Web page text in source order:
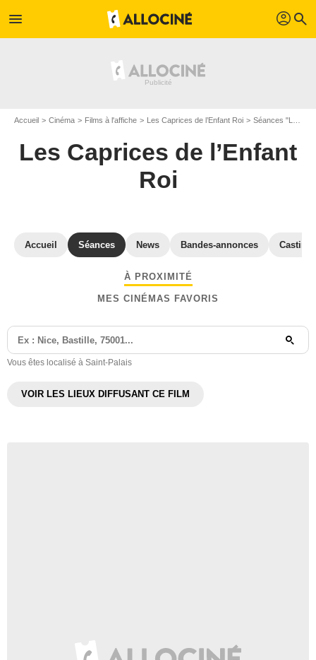
menu profil search
Accueil Cinéma Films à l'affiche Les Caprices de l’Enfant Roi Séances "Les Caprices de l’Enfant Roi" Pyrénées Atlantiques
Les Caprices de l’Enfant
Roi
Accueil Séances News Bandes-annonces Casting
À PROXIMITÉ
MES CINÉMAS FAVORIS
Vous êtes localisé à Saint-Palais
VOIR LES LIEUX DIFFUSANT CE FILM